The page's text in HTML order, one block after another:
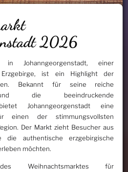
2026
in Johanngeorgenstadt, einer
ist ein Highlight der
Bekannt für seine reiche
die beeindruckende
Johanngeorgenstadt eine
einen der stimmungsvollsten
Der Markt zieht Besucher aus
authentische erzgebirgische
möchten.
Weihnachtsmarktes für